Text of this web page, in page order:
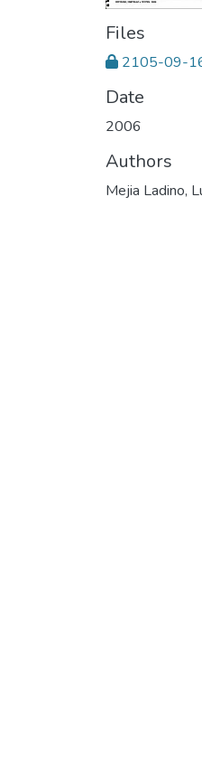
Files
2105-09-
Date
2006
Authors
Mejia Ladino,